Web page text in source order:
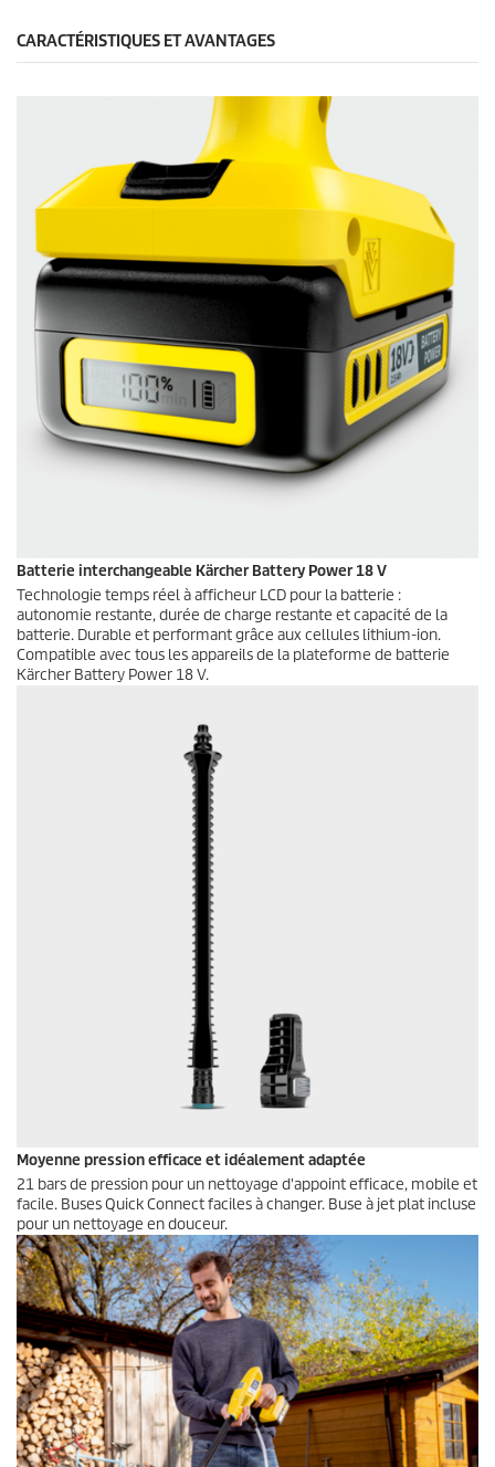
CARACTÉRISTIQUES ET AVANTAGES
Batterie interchangeable Kärcher Battery Power 18 V
Technologie temps réel à afficheur LCD pour la batterie :
autonomie restante, durée de charge restante et capacité de la
batterie. Durable et performant grâce aux cellules lithium-ion.
Compatible avec tous les appareils de la plateforme de batterie
Kärcher Battery Power 18 V.
Moyenne pression efficace et idéalement adaptée
21 bars de pression pour un nettoyage d'appoint efficace, mobile et
facile. BusesQuick Connectfaciles à changer. Buse à jet plat incluse
pour un nettoyage en douceur.